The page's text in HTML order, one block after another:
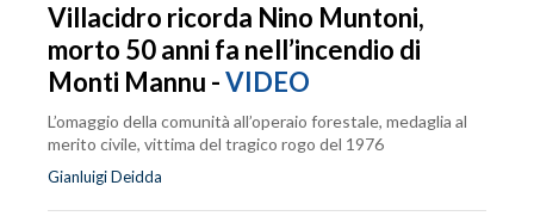
Villacidro ricorda Nino Muntoni,
morto 50 anni fa nell’incendio di
Monti Mannu -VIDEO
L’omaggio della comunità all’operaio forestale, medaglia al
merito civile, vittima del tragico rogo del 1976
Gianluigi Deidda